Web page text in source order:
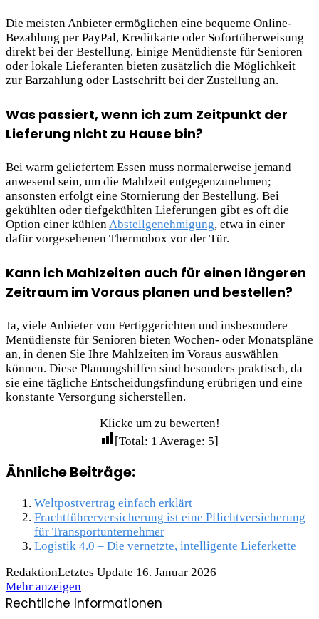
Die meisten Anbieter ermöglichen eine bequeme Online-
Bezahlung per PayPal, Kreditkarte oder Sofortüberweisung
direkt bei der Bestellung. Einige Menüdienste für Senioren
oder lokale Lieferanten bieten zusätzlich die Möglichkeit
zur Barzahlung oder Lastschrift bei der Zustellung an.
Was passiert, wenn ich zum Zeitpunkt der
Lieferung nicht zu Hause bin?
Bei warm geliefertem Essen muss normalerweise jemand
anwesend sein, um die Mahlzeit entgegenzunehmen;
ansonsten erfolgt eine Stornierung der Bestellung. Bei
gekühlten oder tiefgekühlten Lieferungen gibt es oft die
Option einer kühlenAbstellgenehmigung, etwa in einer
dafür vorgesehenen Thermobox vor der Tür.
Kann ich Mahlzeiten auch für einen längeren
Zeitraum im Voraus planen und bestellen?
Ja, viele Anbieter von Fertiggerichten und insbesondere
Menüdienste für Senioren bieten Wochen- oder Monatspläne
an, in denen Sie Ihre Mahlzeiten im Voraus auswählen
können. Diese Planungshilfen sind besonders praktisch, da
sie eine tägliche Entscheidungsfindung erübrigen und eine
konstante Versorgung sicherstellen.
Klicke um zu bewerten!
[Total: 1 Average: 5]
Ähnliche Beiträge:
Weltpostvertrag einfach erklärt
Frachtführerversicherung ist eine Pflichtversicherung
für Transportunternehmer
Logistik 4.0 – Die vernetzte, intelligente Lieferkette
RedaktionLetztes Update 16. Januar 2026
Mehr anzeigen
Rechtliche Informationen